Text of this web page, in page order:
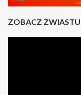
ZOBACZ